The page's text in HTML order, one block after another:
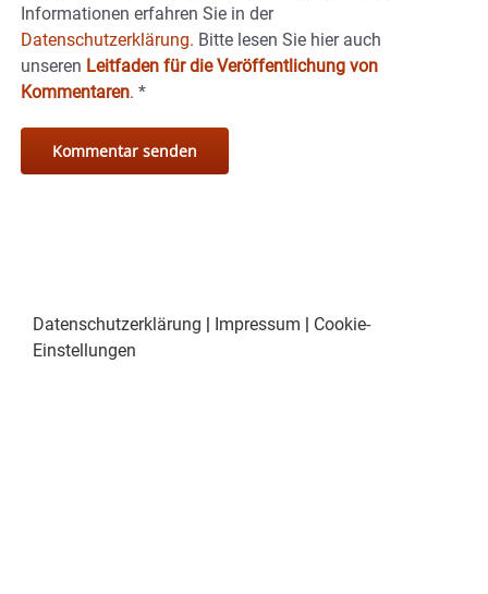
Informationen erfahren Sie in der
Datenschutzerklärung. Bitte lesen Sie hier auch
unseren Leitfaden für die Veröffentlichung von
Kommentaren. *
Datenschutzerklärung Impressum
Cookie-
Einstellungen